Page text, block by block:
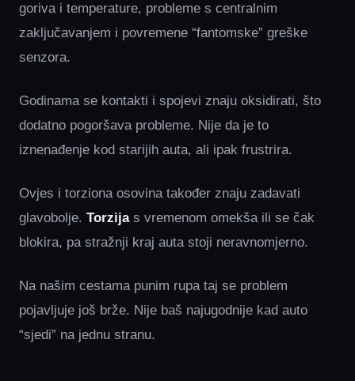
goriva i temperature, probleme s centralnim
zaključavanjem i povremene “fantomske” greške
senzora.
Godinama se kontakti i spojevi znaju oksidirati, što
dodatno pogoršava probleme. Nije da je to
iznenađenje kod starijih auta, ali ipak frustrira.
Ovjes i torziona osovina također znaju zadavati
glavobolje. Torzijas vremenom omekša ili se čak
blokira, pa stražnji kraj auta stoji neravnomjerno.
Na našim cestama punim rupa taj se problem
pojavljuje još brže. Nije baš najugodnije kad auto
“sjedi” na jednu stranu.